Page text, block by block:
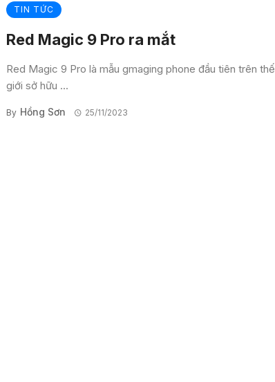
TIN TỨC
Red Magic 9 Pro ra mắt
Red Magic 9 Pro là mẫu gmaging phone đầu tiên trên thế
giới sở hữu ...
By Hồng Sơn 25/11/2023